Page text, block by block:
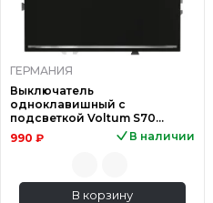
ГЕРМАНИЯ
Выключатель
одноклавишный с
подсветкой Voltum S70
VLS010208
990 ₽ В наличии
В корзину